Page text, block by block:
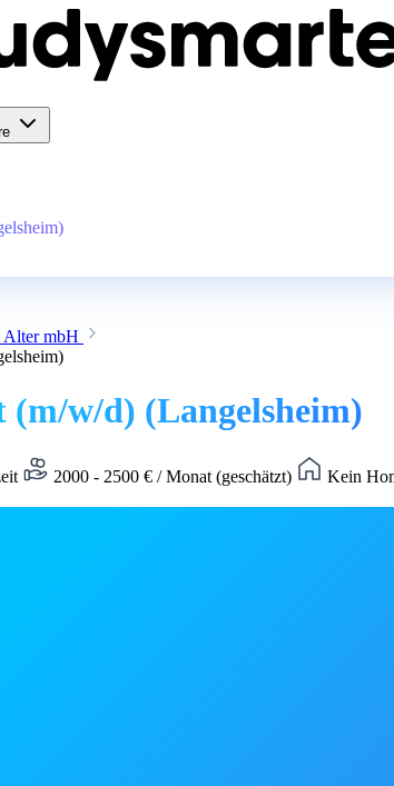
Alter mbH
w/d) (Langelsheim)
2000 - 2500 € / Monat (geschätzt)
Kein